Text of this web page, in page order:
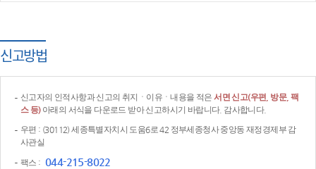
신고방법
신고자의 인적사항과 신고의 취지ㆍ이유ㆍ내용을 적은서면 신고(우편, 방문, 팩
스 등)아래의 서식을 다운로드 받아 신고하시기 바랍니다. 감사합니다.
우편 : (30112) 세종특별자치시 도움6로 42 정부세종청사 중앙동 재정경제부 감
사관실
팩스 : 044-215-8022